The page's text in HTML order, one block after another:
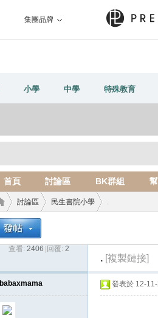
集團品牌
小學 中學 特殊教育
首頁 討論區 BK群組
討論區
›
民生書院小學 .
查看: 2406 回覆: 2
. [複製鏈接]
babaxmama 發表於 12-